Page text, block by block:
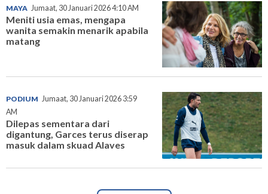
MAYA Jumaat, 30 Januari 2026 4:10 AM
Meniti usia emas, mengapa
wanita semakin menarik apabila
matang
PODIUM Jumaat, 30 Januari 2026 3:59
AM
Dilepas sementara dari
digantung, Garces terus diserap
masuk dalam skuad Alaves